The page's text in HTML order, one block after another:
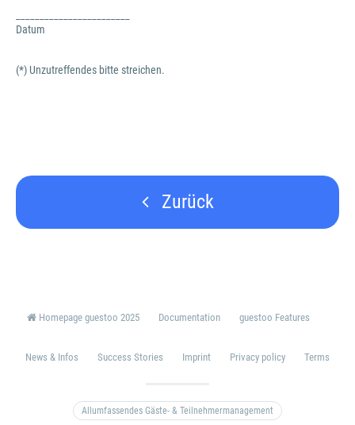
Datum
(*) Unzutreffendes bitte streichen.
Zurück
Homepage guestoo 2025 Documentation guestoo Features
News & Infos Success Stories Imprint Privacy policy Terms
Allumfassendes Gäste- & Teilnehmermanagement